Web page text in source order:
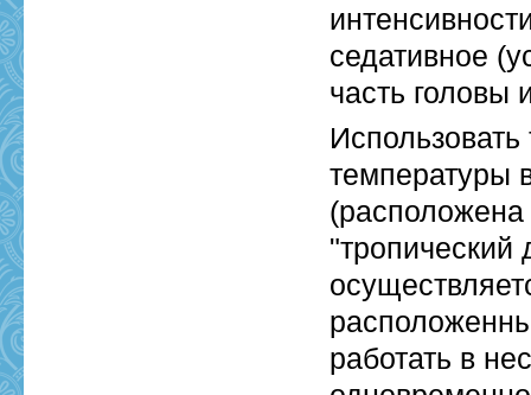
седативное
часть головы
температуры
работать в